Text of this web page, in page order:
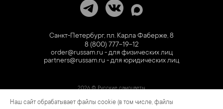
Санкт-Петербург, пл. Карла Фаберже, 8
8 (800) 777-19-12
order@russam.ru - для физических лиц
partners@russam.ru - для юридических лиц
2026 © Русские самоцветы
Предложение не является публичной офертой. Цены на сайте и в розничной сети
Наш сайт обрабатывает файлы cookie (в том числе, файлы